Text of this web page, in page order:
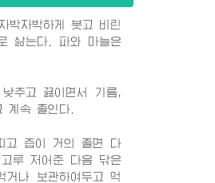
박자박하게 붓고 비린
삶는다. 파와 마늘은
추고 끓이면서 기름,
계속 졸인다.
고 즙이 거의 졸면 다
루 저어준 다음 닦은
거나 보관하여두고 먹